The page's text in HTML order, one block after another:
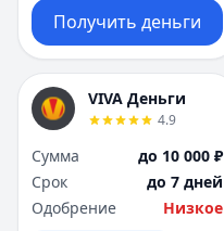
Получить деньги
VIVA Деньги
4.9
Сумма
до 10 000 ₽
Срок
до 7 дней
Одобрение
Низкое